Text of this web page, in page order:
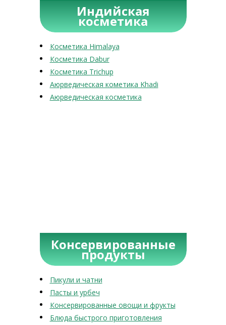
Индийская
косметика
Косметика Himalaya
Косметика Dabur
Косметика Trichup
Аюрведическая кометика Khadi
Аюрведическая косметика
Консервированные
продукты
Пикули и чатни
Пасты и урбеч
Консервированные овощи и фрукты
Блюда быстрого приготовления